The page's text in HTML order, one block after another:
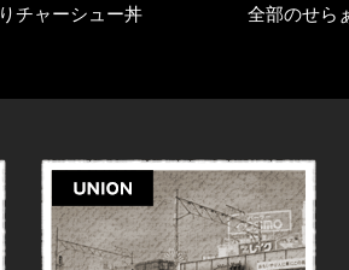
全部のせらぁめん（塩・醤油）